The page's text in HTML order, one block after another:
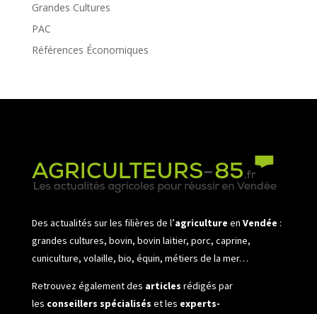
Grandes Cultures
PAC
Références Économiques
Des actualités sur les filières de l’agriculture en Vendée :
grandes cultures, bovin, bovin laitier, porc, caprine,
cuniculture, volaille, bio, équin, métiers de la mer…
Retrouvez également des articles rédigés par
les conseillers spécialisés et les experts-